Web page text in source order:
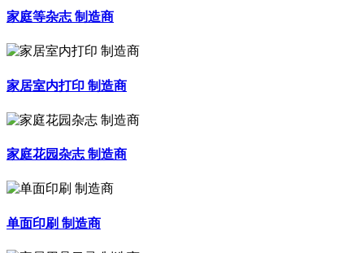
家庭等杂志 制造商
家居室内打印 制造商
家庭花园杂志 制造商
单面印刷 制造商